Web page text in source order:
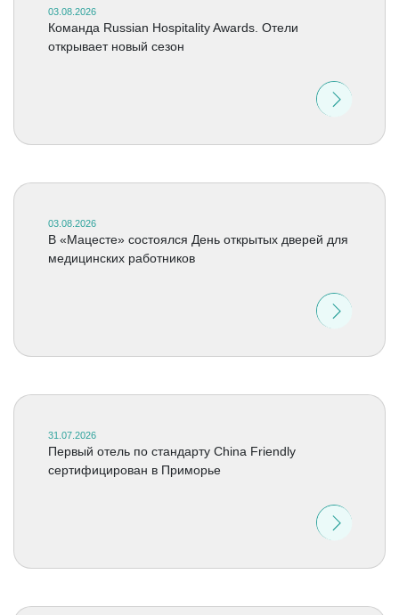
03.08.2026
Команда Russian Hospitality Awards. Отели
открывает новый сезон
03.08.2026
В «Мацесте» состоялся День открытых дверей для
медицинских работников
31.07.2026
Первый отель по стандарту China Friendly
сертифицирован в Приморье